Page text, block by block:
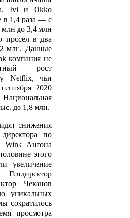
Ivi и Okko
в 1,4 раза — с
млн до 3,4 млн
просел в два
млн. Данные
компания не
рост
у Netflix, чьи
2020
до 1,8 млн.
снижения
по
Wink Антона
этого
увеличение
Чеканов
уникальных
сократилось
просмотра